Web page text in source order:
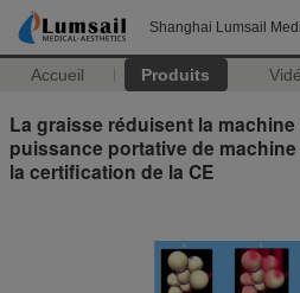
Shanghai Lumsail
Accueil Produits
La graisse réduisent la
puissance portative de
la certification de la CE